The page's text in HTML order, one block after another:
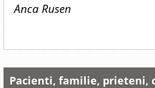
Anca Rusen
Pacienti, familie, prieteni,